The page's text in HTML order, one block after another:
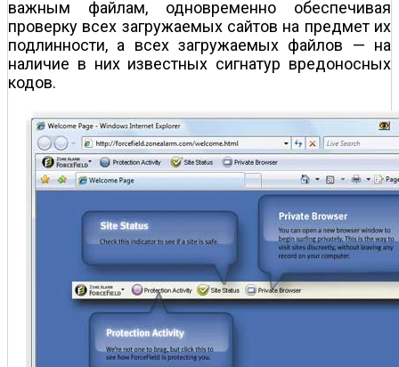
важным файлам, одновременно обеспечивая
проверку всех загружаемых сайтов на предмет их
подлинности, а всех загружаемых файлов — на
наличие в них известных сигнатур вредоносных
кодов.